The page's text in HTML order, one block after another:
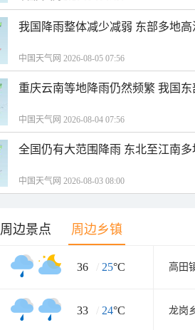
我国降雨整体减少减弱 东部多地
中国天气网 2026-08-05 07:56
重庆云南等地降雨仍然频繁 我国
中国天气网 2026-08-04 07:56
全国仍有大范围降雨 东北至江南
中国天气网 2026-08-03 08:00
周边景点 周边乡镇
36 / 25°C 高田
33 / 24°C 龙岗